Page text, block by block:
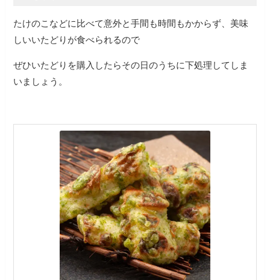
たけのこなどに比べて意外と手間も時間もかからず、美味
しいいたどりが食べられるので
ぜひいたどりを購入したらその日のうちに下処理してしま
いましょう。